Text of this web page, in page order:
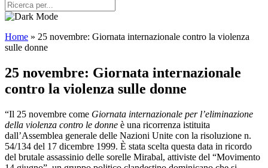
Home » 25 novembre: Giornata internazionale contro la violenza
sulle donne
25 novembre: Giornata internazionale
contro la violenza sulle donne
“Il 25 novembre come Giornata internazionale per l’eliminazione
della violenza contro le donne è una ricorrenza istituita
dall’Assemblea generale delle Nazioni Unite con la risoluzione n.
54/134 del 17 dicembre 1999. È stata scelta questa data in ricordo
del brutale assassinio delle sorelle Mirabal, attiviste del “Movimento